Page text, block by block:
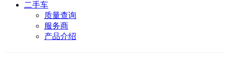
二手车
质量查询
服务商
产品介绍